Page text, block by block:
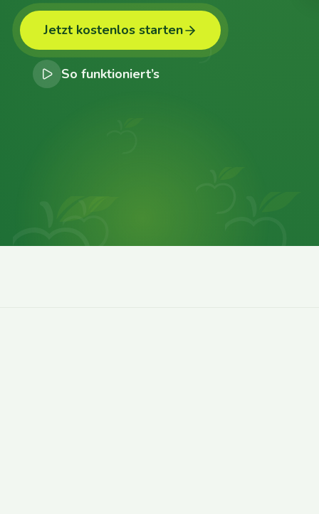
Jetzt kostenlos starten
So funktioniert’s